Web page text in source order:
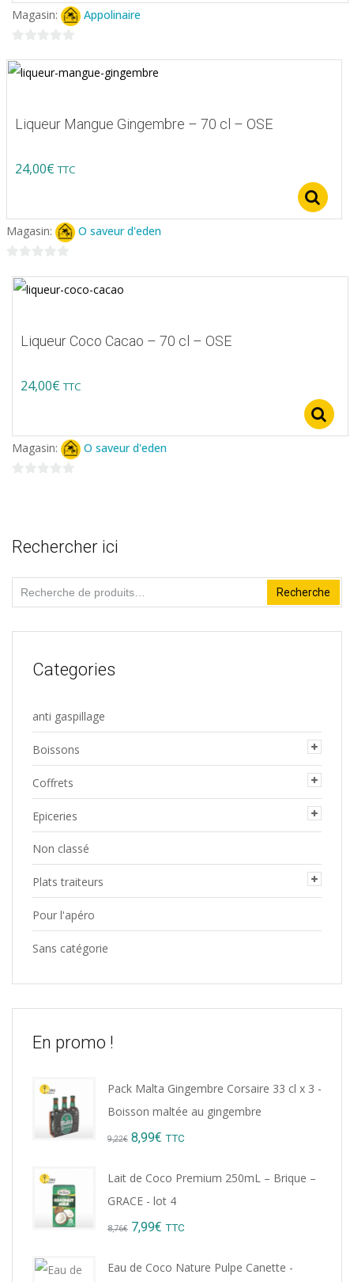
Magasin: Appolinaire
sur
Liqueur Mangue Gingembre – 70 cl – OSE
24,00€ TTC
Magasin: O saveur d'eden
sur
Liqueur Coco Cacao – 70 cl – OSE
24,00€ TTC
Magasin: O saveur d'eden
Rechercher ici
Recherche
pour :
Recherche
Categories
anti gaspillage
Boissons
Coffrets
Epiceries
Non classé
Plats traiteurs
Pour l'apéro
Sans catégorie
En promo !
Pack Malta Gingembre Corsaire 33 cl x 3 -
Boisson maltée au gingembre
9,22€ Original
8,99€ Current
TTC
Lait de Coco Premium 250mL – Brique –
GRACE - lot 4
8,76€ Original
7,99€ Current
TTC
Eau de Coco Nature Pulpe Canette -